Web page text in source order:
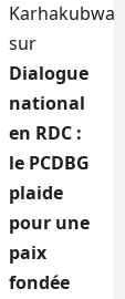
Karhakubwa
sur
Dialogue
national
en RDC :
le PCDBG
plaide
pour une
paix
fondée